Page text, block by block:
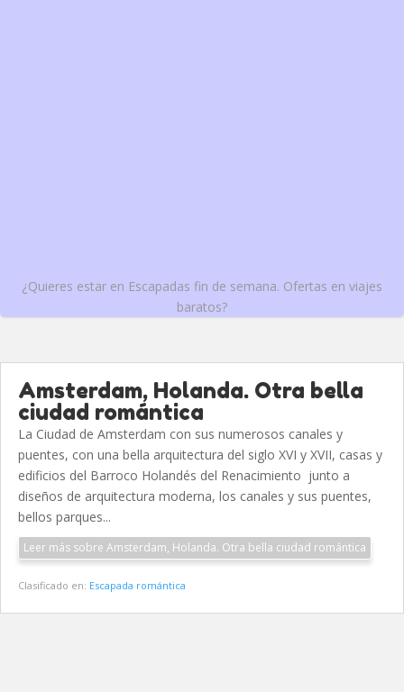
¿Quieres estar en Escapadas fin de semana. Ofertas en viajes
baratos?
Amsterdam, Holanda. Otra bella
ciudad romántica
La Ciudad de Amsterdam con sus numerosos canales y
puentes, con una bella arquitectura del siglo XVI y XVII, casas y
edificios del Barroco Holandés del Renacimiento junto a
diseños de arquitectura moderna, los canales y sus puentes,
bellos parques...
Leer más sobre Amsterdam, Holanda. Otra bella ciudad romántica
Clasificado en: Escapada romántica